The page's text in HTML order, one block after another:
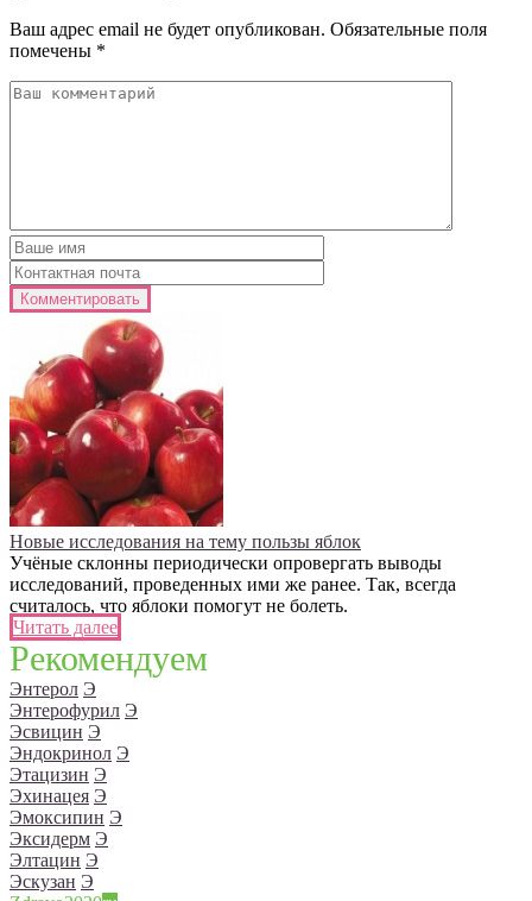
Ваш адрес email не будет опубликован. Обязательные поля
помечены *
Новые исследования на тему пользы яблок
Учёные склонны периодически опровергать выводы
исследований, проведенных ими же ранее. Так, всегда
считалось, что яблоки помогут не болеть.
Читать далее
Рекомендуем
Энтерол Э
Энтерофурил Э
Эсвицин Э
Эндокринол Э
Этацизин Э
Эхинацея Э
Эмоксипин Э
Эксидерм Э
Элтацин Э
Эскузан Э